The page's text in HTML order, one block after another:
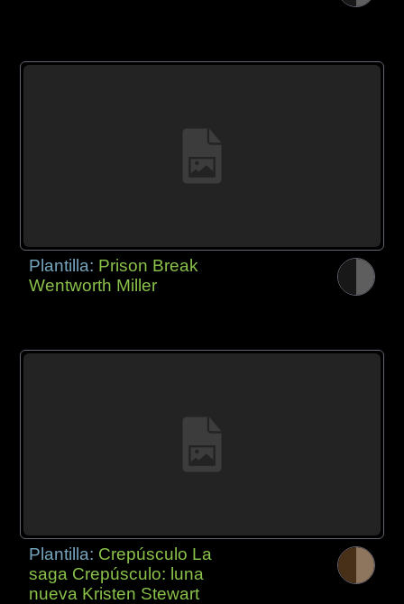
Plantilla: Prison Break
Wentworth Miller
Plantilla: Crepúsculo La
saga Crepúsculo: luna
nueva Kristen Stewart